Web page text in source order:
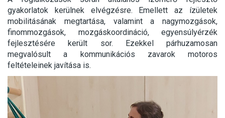
gyakorlatok kerülnek elvégzésre. Emellett az ízületek
mobilitásának megtartása, valamint a nagymozgások,
finommozgások, mozgáskoordináció, egyensúlyérzék
fejlesztésére került sor. Ezekkel párhuzamosan
megvalósult a kommunikációs zavarok motoros
feltételeinek javítása is.